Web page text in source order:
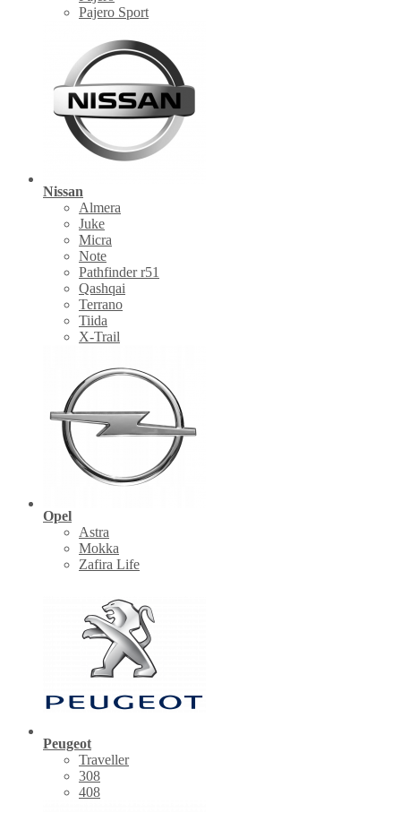
Pajero Sport
Nissan
Almera
Juke
Micra
Note
Pathfinder r51
Qashqai
Terrano
Tiida
X-Trail
Opel
Astra
Mokka
Zafira Life
Peugeot
Traveller
308
408